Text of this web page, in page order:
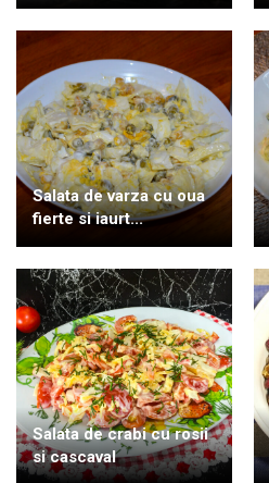
Salata de varza cu oua
fierte si iaurt...
Salata de crabi cu rosii
si cascaval